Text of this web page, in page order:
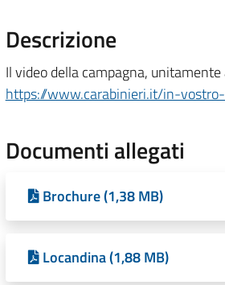
Descrizione
Il video della campagna,
https://www.carabinieri.it/in-
Documenti allegati
Brochure (1,38 MB)
Locandina (1,88 MB)